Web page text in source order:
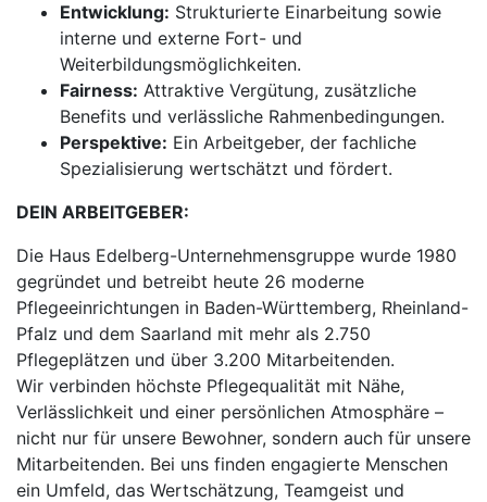
Entwicklung: Strukturierte Einarbeitung sowie
interne und externe Fort- und
Weiterbildungsmöglichkeiten.
Fairness: Attraktive Vergütung, zusätzliche
Benefits und verlässliche Rahmenbedingungen.
Perspektive: Ein Arbeitgeber, der fachliche
Spezialisierung wertschätzt und fördert.
DEIN ARBEITGEBER:
Die Haus Edelberg-Unternehmensgruppe wurde 1980
gegründet und betreibt heute 26 moderne
Pflegeeinrichtungen in Baden-Württemberg, Rheinland-
Pfalz und dem Saarland mit mehr als 2.750
Pflegeplätzen und über 3.200 Mitarbeitenden.
Wir verbinden höchste Pflegequalität mit Nähe,
Verlässlichkeit und einer persönlichen Atmosphäre –
nicht nur für unsere Bewohner, sondern auch für unsere
Mitarbeitenden. Bei uns finden engagierte Menschen
ein Umfeld, das Wertschätzung, Teamgeist und